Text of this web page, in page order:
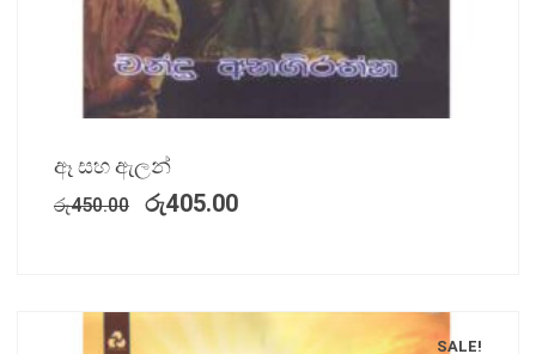
ඈ සහ ඇලන්
රු450.00 රු405.00
SALE!